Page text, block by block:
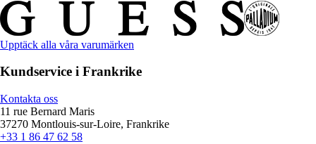
Upptäck alla våra varumärken
Kundservice i Frankrike
Kontakta oss
11 rue Bernard Maris
37270 Montlouis-sur-Loire, Frankrike
+33 1 86 47 62 58